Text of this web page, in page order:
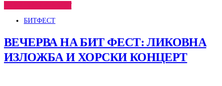
ПОГЛЕДНИ ВЕСТ
БИТФЕСТ
ВЕЧЕРВА НА БИТ ФЕСТ: ЛИКОВНА
ИЗЛОЖБА И ХОРСКИ КОНЦЕРТ